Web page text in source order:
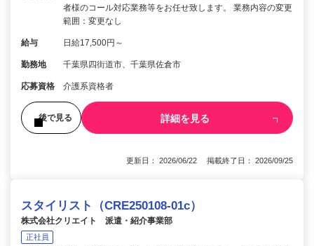
者様のコール対応業務等をお任せ致します。 業務内容の変更
範囲：変更なし
給与 日給17,500円～
勤務地 千葉県四街道市、千葉県佐倉市
応募資格 介護系資格者
後で見る 詳細を見る
更新日： 2026/06/22 掲載終了日： 2026/09/25
スタイリスト（CRE250108-01c）
株式会社クリエイト 派遣・紹介事業部
正社員